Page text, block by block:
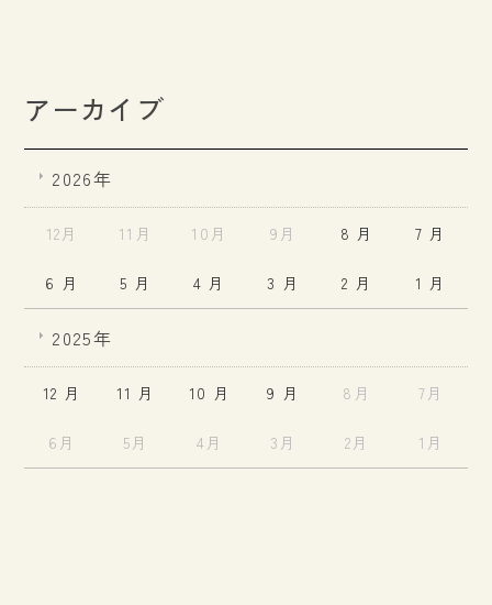
アーカイブ
2026年
12月 11月 10月 9月 8 月 7 月
6 月 5 月 4 月 3 月 2 月 1 月
2025年
12 月 11 月 10 月 9 月 8月 7月
6月 5月 4月 3月 2月 1月